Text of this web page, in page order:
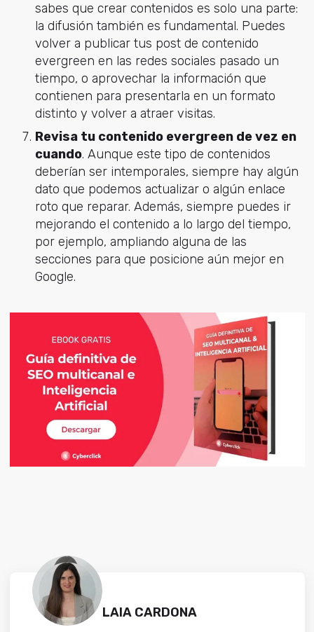
sabes que crear contenidos es solo una parte:
la difusión también es fundamental. Puedes
volver a publicar tus post de contenido
evergreen en las redes sociales pasado un
tiempo, o aprovechar la información que
contienen para presentarla en un formato
distinto y volver a atraer visitas.
Revisa tu contenido evergreen de vez en
cuando. Aunque este tipo de contenidos
deberían ser intemporales, siempre hay algún
dato que podemos actualizar o algún enlace
roto que reparar. Además, siempre puedes ir
mejorando el contenido a lo largo del tiempo,
por ejemplo, ampliando alguna de las
secciones para que posicione aún mejor en
Google.
LAIA CARDONA